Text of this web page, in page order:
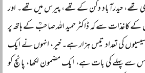
تھے، حیدرآباد دکن کے تھے، پیرس میں تھے۔ اور
کاغذات سے کہ ڈاکٹر حمید اللہ صاحبؒ کے ہاتھ پر
کی تعداد تیس ہزار ہے۔ خیر، انہوں نے ایک
دیا، یہ سن ۱۹۹۰ء یا اس سے پہلے کی بات ہے، ایک مضمون لکھا، پانچ کو